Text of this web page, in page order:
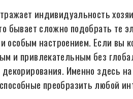
индивидуальность
бывает сложно подобрать те
особым настроением. Если вы
и привлекательным без
Именно здесь
преобразить любой